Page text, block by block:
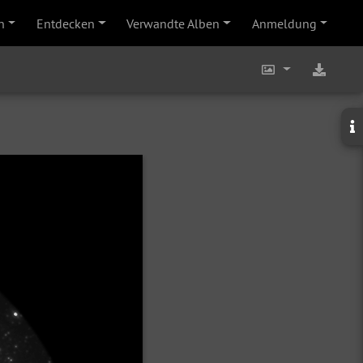
Entdecken Verwandte Alben Anmeldung